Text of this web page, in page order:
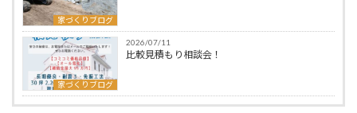
家づくりブログ
家づくりブログ
2026/07/11
比較見積もり相談会！